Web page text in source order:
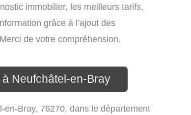
immobilier, les meilleurs tarifs,
grâce à l’ajout des
de votre compréhension.
Neufchâtel-en-Bray
Bray, 76270, dans le département